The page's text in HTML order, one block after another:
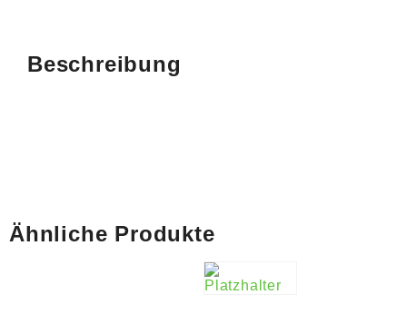
Beschreibung
Ähnliche Produkte